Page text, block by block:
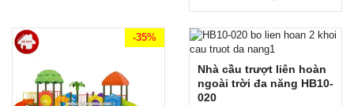
-35%
Nhà cầu trượt liên hoàn
ngoài trời đa năng HB10-
020